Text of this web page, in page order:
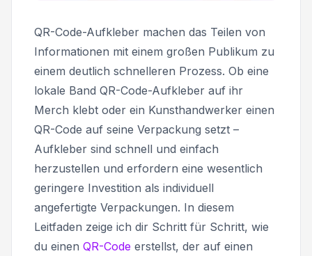
QR-Code-Aufkleber machen das Teilen von
Informationen mit einem großen Publikum zu
einem deutlich schnelleren Prozess. Ob eine
lokale Band QR-Code-Aufkleber auf ihr
Merch klebt oder ein Kunsthandwerker einen
QR-Code auf seine Verpackung setzt –
Aufkleber sind schnell und einfach
herzustellen und erfordern eine wesentlich
geringere Investition als individuell
angefertigte Verpackungen. In diesem
Leitfaden zeige ich dir Schritt für Schritt, wie
du einen QR-Code erstellst, der auf einen